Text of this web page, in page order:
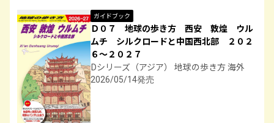
ガイドブック
Ｄ０７ 地球の歩き方 西安 敦煌 ウル
ムチ シルクロードと中国西北部 ２０２
６～２０２７
Dシリーズ（アジア） 地球の歩き方 海外
2026/05/14発売